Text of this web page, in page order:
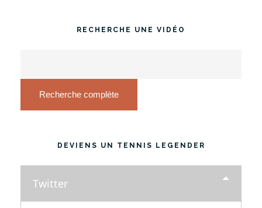
RECHERCHE UNE VIDÉO
Recherche complète
DEVIENS UN TENNIS LEGENDER
Twitter